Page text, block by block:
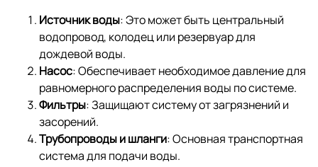
Источник воды: Это может быть центральный
водопровод, колодец или резервуар для
дождевой воды.
Насос: Обеспечивает необходимое давление для
равномерного распределения воды по системе.
Фильтры: Защищают систему от загрязнений и
засорений.
Трубопроводы и шланги: Основная транспортная
система для подачи воды.